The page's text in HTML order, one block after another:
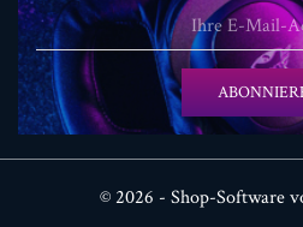
© 2026 - Shop-Software